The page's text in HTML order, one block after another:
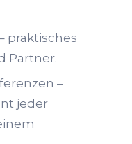
praktisches
Partner.
–
jeder